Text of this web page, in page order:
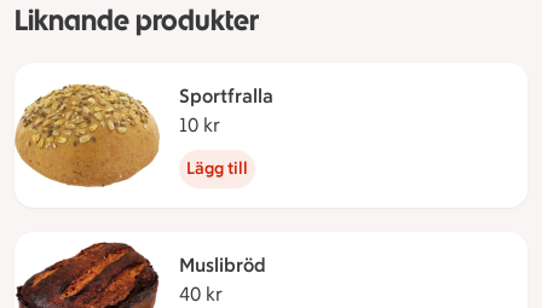
Liknande produkter
Sportfralla
10 kr
Lägg till
Muslibröd
40 kr